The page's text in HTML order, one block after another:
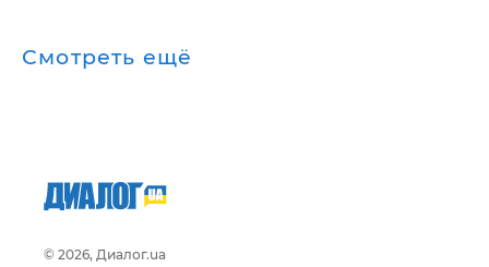
Смотреть ещё
© 2026, Диалог.ua